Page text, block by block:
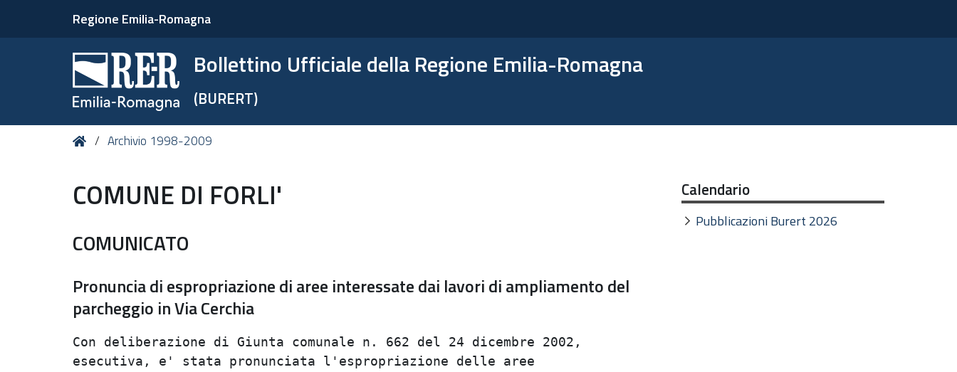
Regione Emilia-Romagna
Bollettino Ufficiale della Regione Emilia-Romagna
(BURERT)
Tu HomeArchivio 1998-2009
COMUNE DI FORLI'
COMUNICATO
Pronuncia di espropriazione di aree interessate dai lavori di ampliamento del
parcheggio in Via Cerchia
Con deliberazione di Giunta comunale n. 662 del 24 dicembre 2002,
esecutiva, e' stata pronunciata l'espropriazione delle aree
Calendario
Pubblicazioni Burert 2026